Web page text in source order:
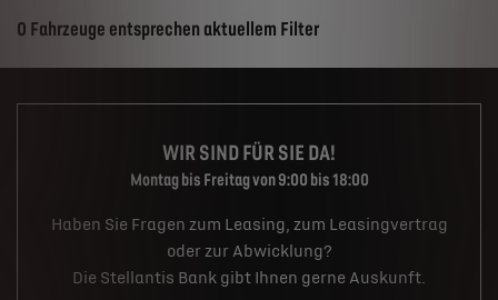
Suchergebnisse
0 Fahrzeuge entsprechen aktuellem Filter
WIR SIND FÜR SIE DA!
Montag bis Freitag von 9:00 bis 18:00
Haben Sie Fragen zum Leasing, zum Leasingvertrag
oder zur Abwicklung?
Die Stellantis Bank gibt Ihnen gerne Auskunft.